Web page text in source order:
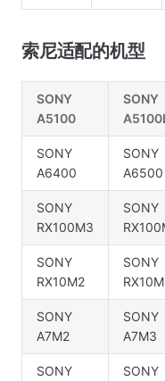
索尼适配的机型
SONY
A5100
SONY
SONY
A6400
SONY
A6500
SONY
RX100M3
SONY
SONY
RX10M2
SONY
SONY
A7M2
SONY
A7M3
SONY SONY